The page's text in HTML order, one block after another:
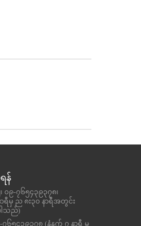
န်
၀၉-၇၆၅၄၃၉၃၇၈၊
ရီမှ ည ၈း၃၀ နာရီအတွင်း
ါသည်)